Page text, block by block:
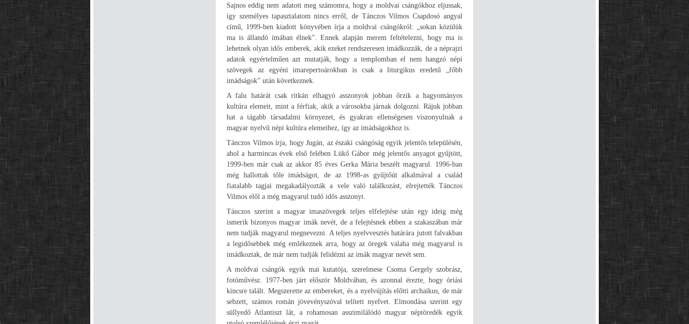
Sajnos eddig nem adatott meg számomra, hogy a moldvai csángókhoz eljussak,
így személyes tapasztalatom nincs erről, de Tánczos Vilmos Csapdosó angyal
című, 1999-ben kiadott könyvében írja a moldvai csángókról: „sokan közülük
ma is állandó imában élnek”. Ennek alapján merem feltételezni, hogy ma is
lehetnek olyan idős emberek, akik ezeket rendszeresen imádkozzák, de a néprajzi
adatok egyértelműen azt mutatják, hogy a templomban el nem hangzó népi
szövegek az egyéni imarepertoárokban is csak a liturgikus eredetű „főbb
imádságok” után következnek.
A falu határát csak ritkán elhagyó asszonyok jobban őrzik a hagyományos
kultúra elemeit, mint a férfiak, akik a városokba járnak dolgozni. Rájuk jobban
hat a tágabb társadalmi környezet, és gyakran ellenségesen viszonyulnak a
magyar nyelvű népi kultúra elemeihez, így az imádságokhoz is.
Tánczos Vilmos írja, hogy Jugán, az északi csángóság egyik jelentős településén,
ahol a harmincas évek első felében Lükő Gábor még jelentős anyagot gyűjtött,
1999-ben már csak az akkor 85 éves Gerka Mária beszélt magyarul. 1996-ban
még hallottak tőle imádságot, de az 1998-as gyűjtőút alkalmával a család
fiatalabb tagjai megakadályozták a vele való találkozást, elrejtették Tánczos
Vilmos elől a még magyarul tudó idős asszonyt.
Tánczos szerint a magyar imaszövegek teljes elfelejtése után egy ideig még
ismerik bizonyos magyar imák nevét, de a felejtésnek ebben a szakaszában már
nem tudják magyarul megnevezni. A teljes nyelvvesztés határára jutott falvakban
a legidősebbek még emlékeznek arra, hogy az öregek valaha még magyarul is
imádkoztak, de már nem tudják felidézni az imák magyar nevét sem.
A moldvai csángók egyik mai kutatója, szerelmese Csoma Gergely szobrász,
fotóművész. 1977-ben járt először Moldvában, és azonnal érezte, hogy óriási
kincsre talált. Megszerette az embereket, és a nyelvújítás előtti archaikus, de már
sebzett, számos román jövevényszóval telített nyelvet. Elmondása szerint egy
süllyedő Atlantiszt lát, a rohamosan asszimilálódó magyar néptöredék egyik